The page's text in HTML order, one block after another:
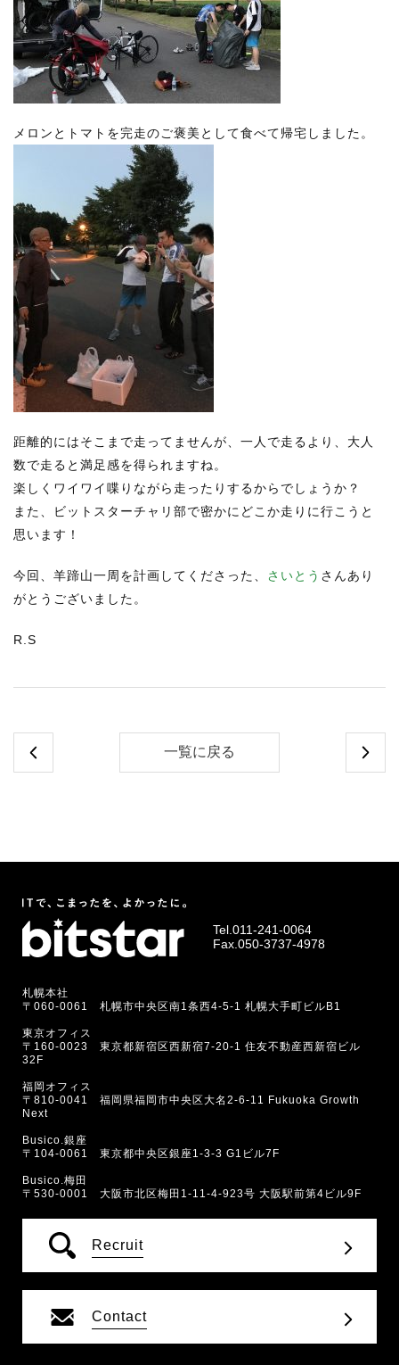
メロンとトマトを完走のご褒美として食べて帰宅しました。
距離的にはそこまで走ってませんが、一人で走るより、大人
数で走ると満足感を得られますね。
楽しくワイワイ喋りながら走ったりするからでしょうか？
また、ビットスターチャリ部で密かにどこか走りに行こうと
思います！
今回、羊蹄山一周を計画してくださった、 さいとう さんあり
がとうございました。
R.S
一覧に戻る
Tel. 011-241-0064
Fax.050-3737-4978
札幌本社
〒060-0061 札幌市中央区南1条西4-5-1 札幌大手町ビルB1
東京オフィス
〒160-0023 東京都新宿区西新宿7-20-1 住友不動産西新宿ビル
32F
福岡オフィス
〒810-0041 福岡県福岡市中央区大名2-6-11 Fukuoka Growth
Next
Busico.銀座
〒104-0061 東京都中央区銀座1-3-3 G1ビル7F
Busico.梅田
〒530-0001 大阪市北区梅田1-11-4-923号 大阪駅前第4ビル9F
Recruit
Contact